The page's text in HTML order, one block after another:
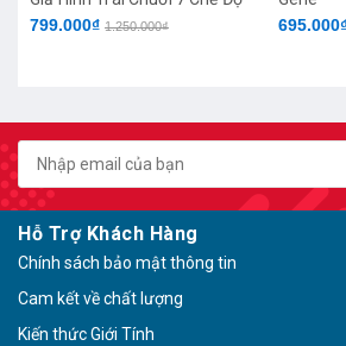
Rung
799.000₫ 1.250.000₫
Hỗ Trợ Khách Hàng
Chính sách bảo mật thông tin
Cam kết về chất lượng
Kiến thức Giới Tính